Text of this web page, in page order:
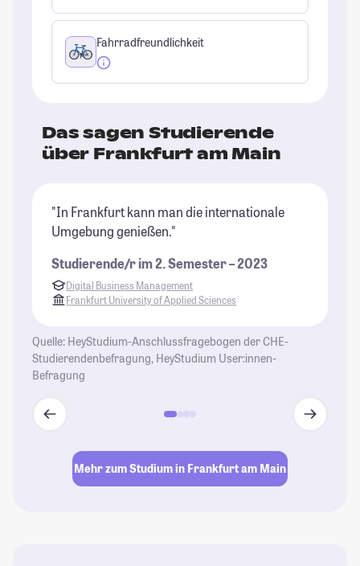
Fahrradfreundlichkeit
Das sagen Studierende
über Frankfurt am Main
"In Frankfurt kann man die internationale
Umgebung genießen."
Studierende/r im 2. Semester – 2023
Digital Business Management
Frankfurt University of Applied Sciences
Quelle: HeyStudium-Anschlussfragebogen der CHE-
Studierendenbefragung, HeyStudium User:innen-
Befragung
Mehr zum Studium in Frankfurt am Main